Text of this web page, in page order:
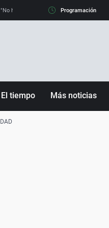
"No hay mafias, que no nos engañen":
Programación
El tiempo Más noticias